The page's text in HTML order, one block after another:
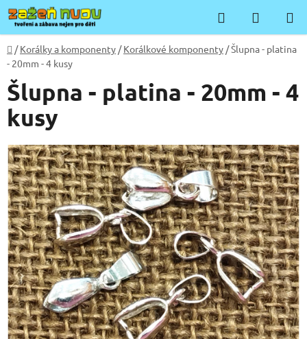
Přejít
na
obsah
Hledat
KOŠÍK
Domů
/ Korálky a komponenty / Korálkové komponenty /Šlupna - platina
- 20mm - 4 kusy
Šlupna - platina - 20mm - 4
kusy